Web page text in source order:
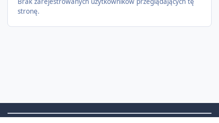
stronę.